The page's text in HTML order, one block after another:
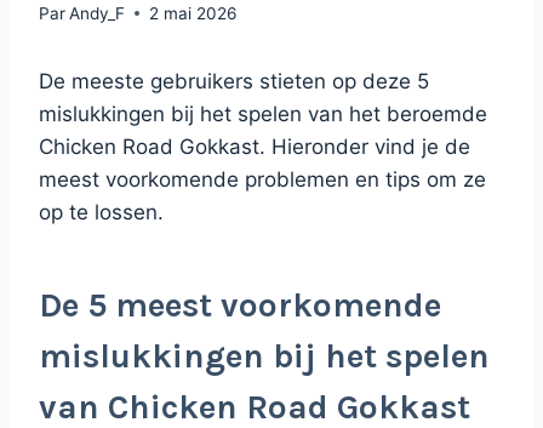
ParAndy_F 2 mai 2026
De meeste gebruikers stieten op deze 5
mislukkingen bij het spelen van het beroemde
Chicken Road Gokkast. Hieronder vind je de
meest voorkomende problemen en tips om ze
op te lossen.
De 5 meest voorkomende
mislukkingen bij het spelen
van Chicken Road Gokkast